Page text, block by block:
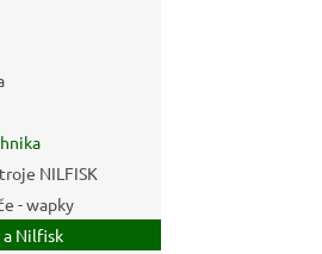
NILFISK
- wapky
a Nilfisk